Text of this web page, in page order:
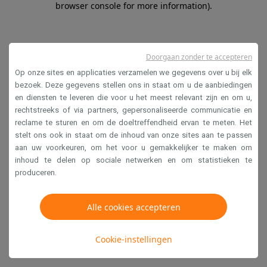
browser console for more information).
Op onze sites en applicaties verzamelen we gegevens over u bij elk
bezoek. Deze gegevens stellen ons in staat om u de aanbiedingen
en diensten te leveren die voor u het meest relevant zijn en om u,
rechtstreeks of via partners, gepersonaliseerde communicatie en
reclame te sturen en om de doeltreffendheid ervan te meten. Het
stelt ons ook in staat om de inhoud van onze sites aan te passen
aan uw voorkeuren, om het voor u gemakkelijker te maken om
inhoud te delen op sociale netwerken en om statistieken te
produceren.
Alle cookies accepteren
Cookie-instellingen
Doorgaan zonder te accepteren